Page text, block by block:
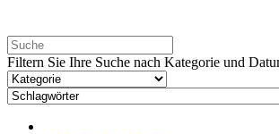
Filtern Sie Ihre Suche nach Kategorie und